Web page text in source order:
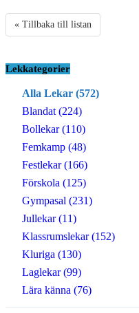
« Tillbaka till listan
Lekkategorier
Alla Lekar (572)
Blandat (224)
Bollekar (110)
Femkamp (48)
Festlekar (166)
Förskola (125)
Gympasal (231)
Jullekar (11)
Klassrumslekar (152)
Kluriga (130)
Laglekar (99)
Lära känna (76)